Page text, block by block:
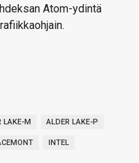
Atom-ydintä
LAKE-M ALDER LAKE-P
INTEL